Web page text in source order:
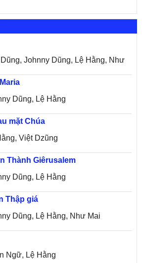
Johnny Dũng, Lệ Hằng, Như
Dũng, Lệ Hằng
mặt Chúa
Việt Dzũng
Thành Giêrusalem
Dũng, Lệ Hằng
Thập giá
Dũng, Lệ Hằng, Như Mai
Ngữ, Lệ Hằng